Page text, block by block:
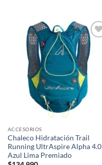
Add to
wishlist
ACCESORIOS
Chaleco Hidratación Trail
Running UltrAspire Alpha 4.0
Azul Lima Premiado